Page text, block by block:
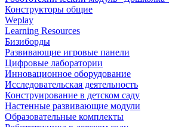
Конструкторы общие
Weplay
Learning Resources
Бизиборды
Развивающие игровые панели
Цифровые лаборатории
Инновационное оборудование
Исследовательская деятельность
Конструирование в детском саду
Настенные развивающие модули
Образовательные комплекты